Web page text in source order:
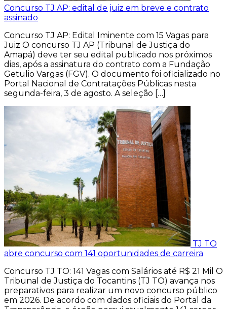
Concurso TJ AP: edital de juiz em breve e contrato
assinado
Concurso TJ AP: Edital Iminente com 15 Vagas para
Juiz O concurso TJ AP (Tribunal de Justiça do
Amapá) deve ter seu edital publicado nos próximos
dias, após a assinatura do contrato com a Fundação
Getulio Vargas (FGV). O documento foi oficializado no
Portal Nacional de Contratações Públicas nesta
segunda-feira, 3 de agosto. A seleção […]
TJ TO
abre concurso com 141 oportunidades de carreira
Concurso TJ TO: 141 Vagas com Salários até R$ 21 Mil O
Tribunal de Justiça do Tocantins (TJ TO) avança nos
preparativos para realizar um novo concurso público
em 2026. De acordo com dados oficiais do Portal da